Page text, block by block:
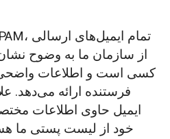
از سازمان ما به وضوح
کسی است و اطلاعات واضحی
فرستنده ارائه می‌دهد.
ایمیل حاوی اطلاعات
خود از لیست پستی ما